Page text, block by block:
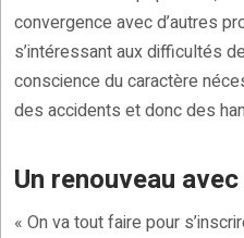
convergence avec d’autres
s’intéressant aux difficultés
conscience du caractère
des accidents et donc des
Un renouveau avec
« On va tout faire pour